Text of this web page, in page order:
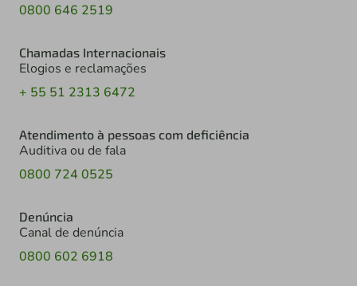
0800 646 2519
Chamadas Internacionais
Elogios e reclamações
+ 55 51 2313 6472
Atendimento à pessoas com deficiência
Auditiva ou de fala
0800 724 0525
Denúncia
Canal de denúncia
0800 602 6918